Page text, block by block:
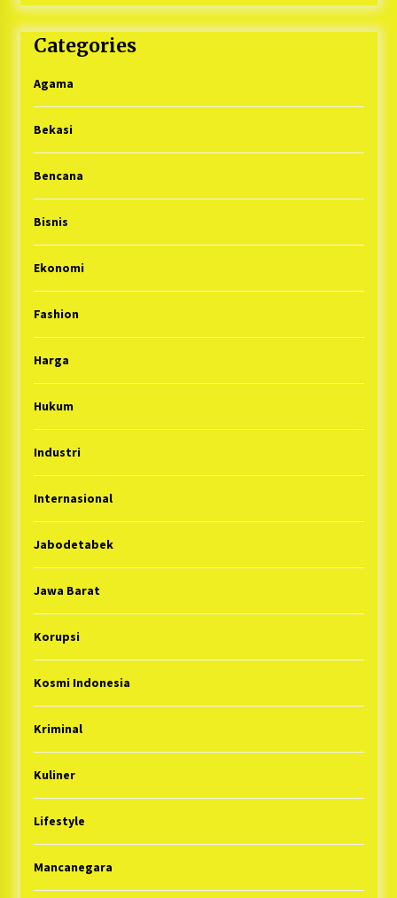
Categories
Agama
Bekasi
Bencana
Bisnis
Ekonomi
Fashion
Harga
Hukum
Industri
Internasional
Jabodetabek
Jawa Barat
Korupsi
Kosmi Indonesia
Kriminal
Kuliner
Lifestyle
Mancanegara